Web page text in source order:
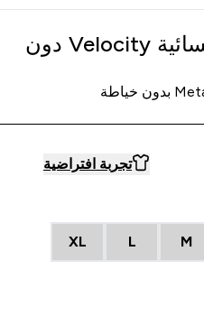
حمالة صدر رياضية نسائية Velocity دون
تجربة افتراضية
M
L
XL